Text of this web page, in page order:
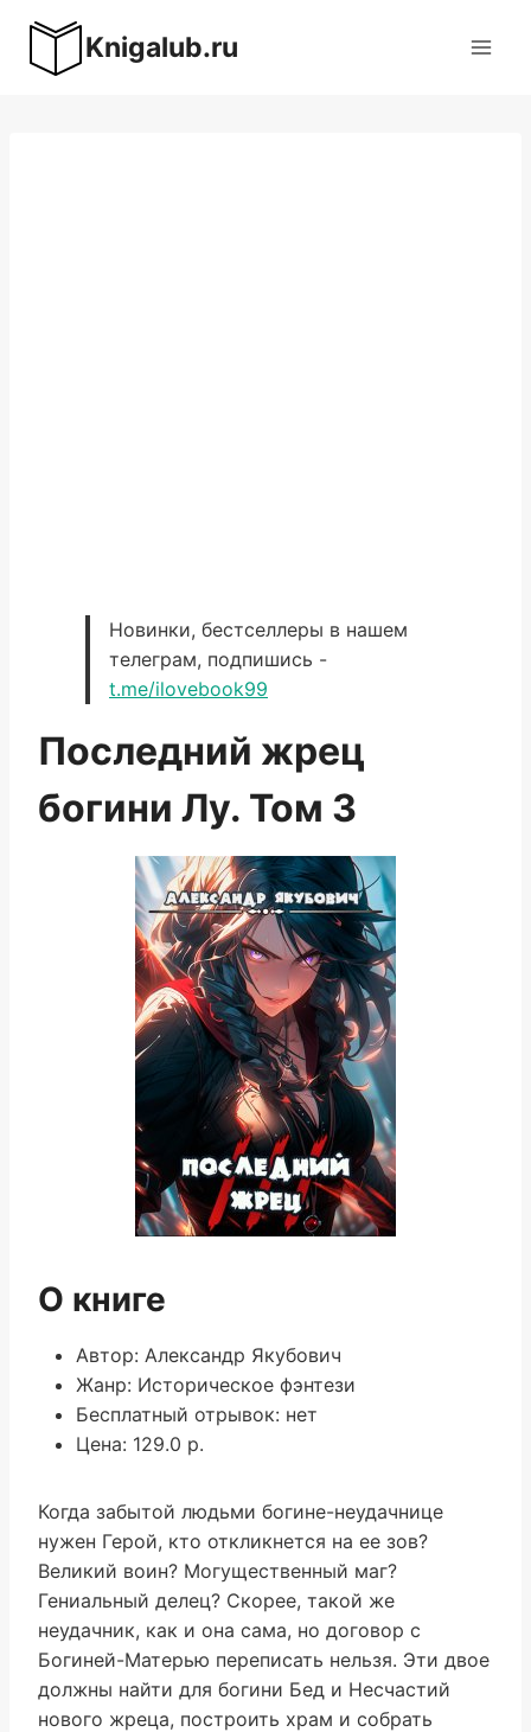
содержимому
Knigalub.ru
Новинки, бестселлеры в нашем
телеграм, подпишись -
t.me/ilovebook99
Последний жрец
богини Лу. Том 3
О книге
Автор: Александр Якубович
Жанр: Историческое фэнтези
Бесплатный отрывок: нет
Цена: 129.0 р.
Когда забытой людьми богине-неудачнице
нужен Герой, кто откликнется на ее зов?
Великий воин? Могущественный маг?
Гениальный делец? Скорее, такой же
неудачник, как и она сама, но договор с
Богиней-Матерью переписать нельзя. Эти двое
должны найти для богини Бед и Несчастий
нового жреца, построить храм и собрать